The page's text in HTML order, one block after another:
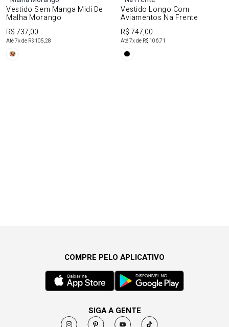
Vestido Sem Manga Midi De
Malha Morango
R$ 737,00
Até7x de R$ 105,28
Vestido Longo Com
Aviamentos Na Frente
R$ 747,00
Até7x de R$ 106,71
COMPRE PELO APLICATIVO
SIGA A GENTE